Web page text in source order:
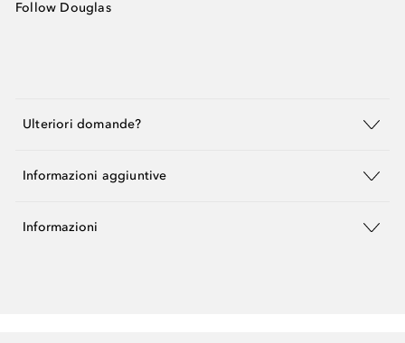
Follow Douglas
Ulteriori domande?
Informazioni aggiuntive
Informazioni